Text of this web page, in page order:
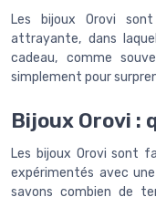
Les bijoux Orovi
attrayante, dans
cadeau, comme
simplement pour
Bijoux Orovi :
Les bijoux Orovi sont
expérimentés avec
savons combien de